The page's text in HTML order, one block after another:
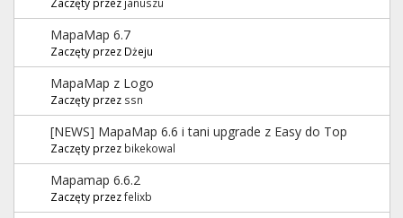
MapaMap 6.7
Zaczęty przez Dżeju
MapaMap z Logo
Zaczęty przez ssn
[NEWS] MapaMap 6.6 i tani upgrade z Easy do Top
Zaczęty przez bikekowal
Mapamap 6.6.2
Zaczęty przezfelixb